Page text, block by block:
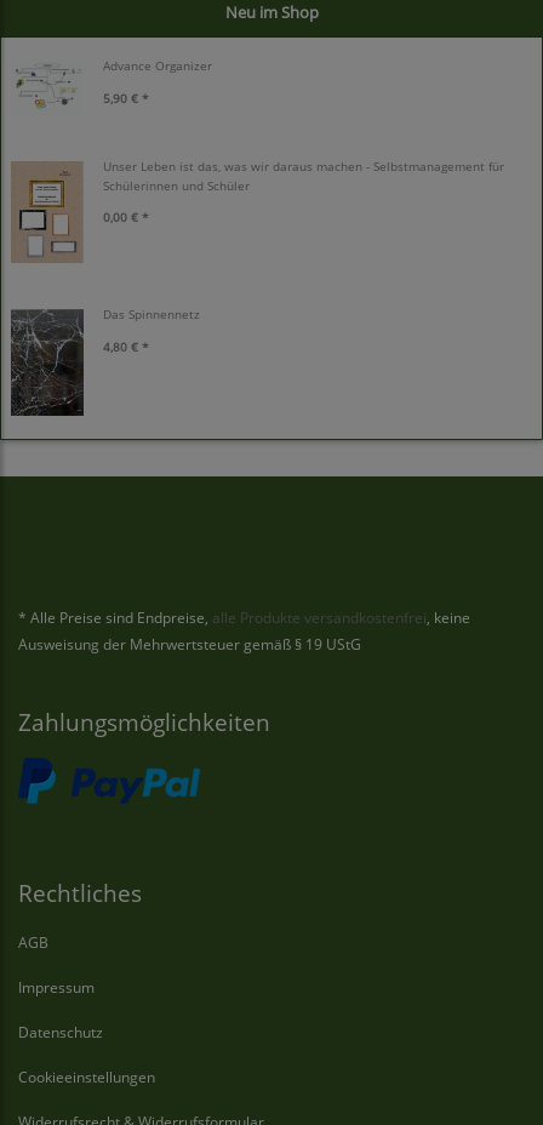
Neu im Shop
Advance Organizer
5,90 € *
Unser Leben ist das, was wir daraus machen - Selbstmanagement für
Schülerinnen und Schüler
0,00 € *
Das Spinnennetz
4,80 € *
* Alle Preise sind Endpreise, alle Produkte versandkostenfrei, keine
Ausweisung der Mehrwertsteuer gemäß § 19 UStG
Zahlungsmöglichkeiten
Rechtliches
AGB
Impressum
Datenschutz
Cookieeinstellungen